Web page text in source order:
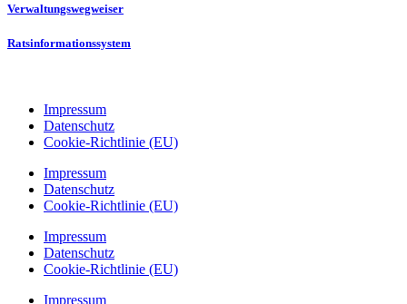
Verwaltungswegweiser
Ratsinformationssystem
Impressum
Datenschutz
Cookie-Richtlinie (EU)
Impressum
Datenschutz
Cookie-Richtlinie (EU)
Impressum
Datenschutz
Cookie-Richtlinie (EU)
Impressum